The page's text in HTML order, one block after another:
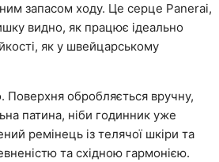
запасом ходу. Це серце Panerai,
видно, як працює ідеально
як у швейцарському
обробляється вручну,
патина, ніби годинник уже
ремінець із телячої шкіри та
та східною гармонією.